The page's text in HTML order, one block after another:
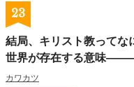
23
結局、キリスト教って
世界が存在する意味
カワカツ